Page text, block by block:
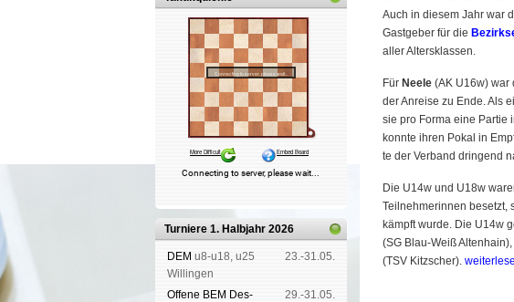
Turniere 1. Halbjahr 2026
DEM u8-u18, u25
Wil­lin­gen
23.-31.05.
Offene BEM Des­
29.-31.05.
Auch in die­sem Jahr war
Gast­geber für die
al­ler Al­ters­klas­sen.
Für Neele (AK U16w) war
der An­rei­se zu En­de. Als
sie pro For­ma eine Par­tie
konn­te ih­ren Po­kal in
te der Ver­band drin­gend
Die U14w und U18w
Teil­neh­me­rin­nen be­setzt,
kämpft wur­de. Die U14w
(SG Blau-Weiß
(TSV Ki­tzscher).